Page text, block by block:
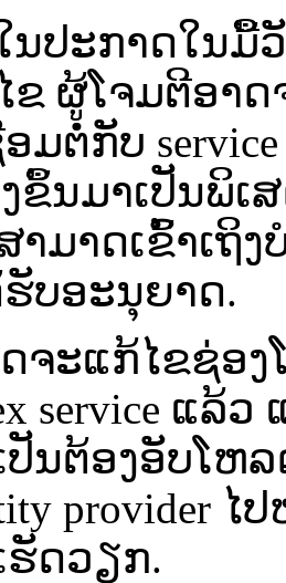
ນປະກາດໃນ
ຂ ຜູ້ໂຈມຕີອາ
ມຕໍ່ກັບ
ງຂຶ້ນມາເປັນພິ
ມາດເຂົ້າເຖິງ
ຮັບອະນຸຍາດ.
ດຈະແກ້ໄຂຊ່ອ
service ແ
ປັນຕ້ອງອັບໂຫ
provider ໄ
ຮັດວຽກ.